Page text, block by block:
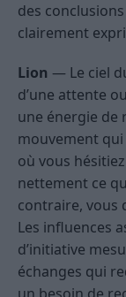
des
clairement
Lion — Le ciel
d’une attente
une énergie de
mouvement
où vous
nettement ce
contraire, vous
Les influences
d’initiative
échanges qui